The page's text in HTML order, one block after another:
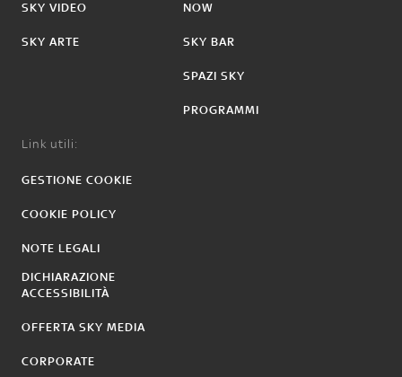
SKY VIDEO
SKY ARTE
NOW
SKY BAR
SPAZI SKY
PROGRAMMI
Link utili:
GESTIONE COOKIE
COOKIE POLICY
NOTE LEGALI
DICHIARAZIONE
ACCESSIBILITÀ
OFFERTA SKY MEDIA
CORPORATE